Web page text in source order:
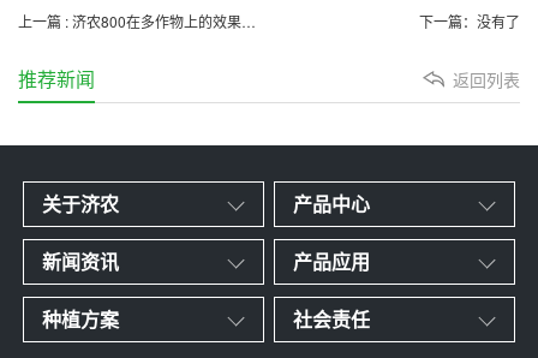
上一篇 : 济农800在多作物上的效果：花期保花、膨果期养叶，作物长势好！ 下一篇：没有了
返回列表
推荐新闻
关于济农 产品中心
新闻资讯 产品应用
种植方案 社会责任